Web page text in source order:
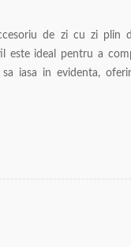
de zi cu zi plin
este ideal pentru a
iasa in evidenta,